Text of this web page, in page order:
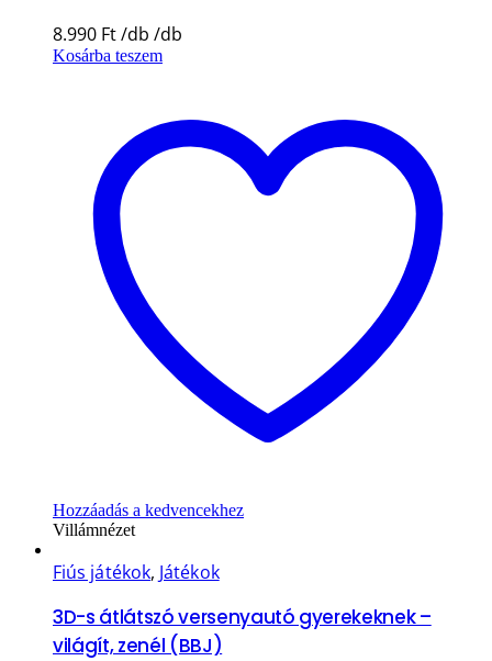
8.990 Ft
Kosárba teszem
Hozzáadás a kedvencekhez
Villámnézet
Fiús játékok, Játékok
3D-s átlátszó versenyautó gyerekeknek –
világít, zenél (BBJ)